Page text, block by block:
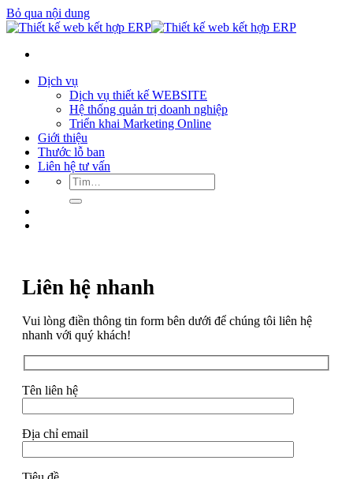
Bỏ qua nội dung
Dịch vụ
Dịch vụ thiết kế WEBSITE
Hệ thống quản trị doanh nghiệp
Triển khai Marketing Online
Giới thiệu
Thước lỗ ban
Liên hệ tư vấn
Liên hệ nhanh
Vui lòng điền thông tin form bên dưới để chúng tôi liên hệ
nhanh với quý khách!
Tên liên hệ
Địa chỉ email